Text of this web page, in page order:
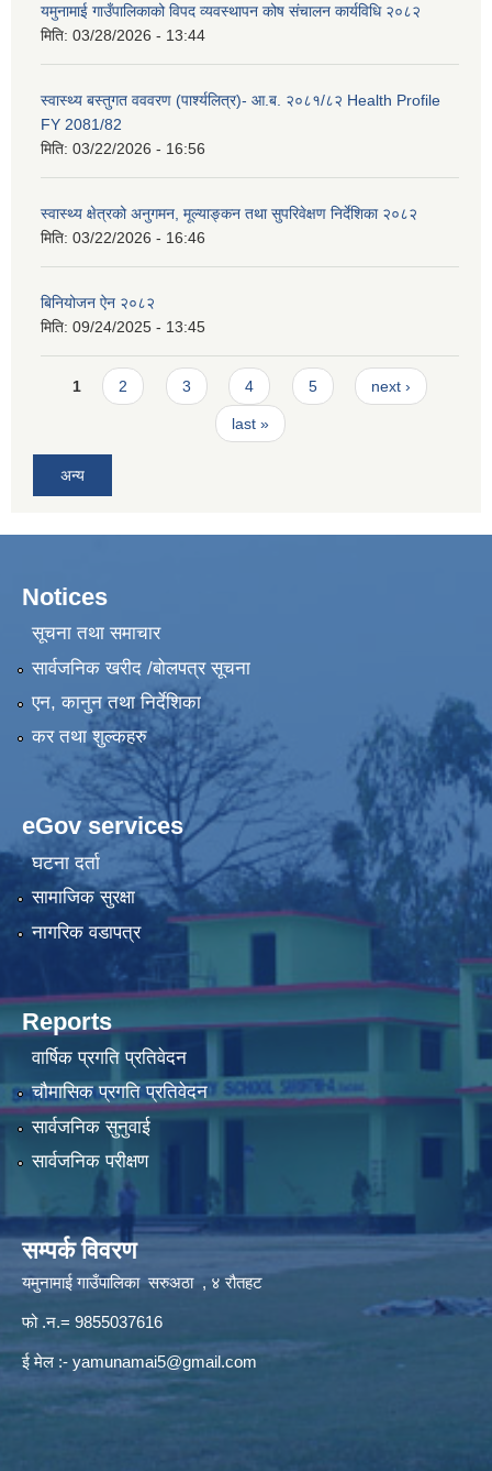
यमुनामाई गाउँपालिकाको विपद व्यवस्थापन कोष संचालन कार्यविधि २०८२
मिति: 03/28/2026 - 13:44
स्वास्थ्य बस्तुगत वववरण (पार्श्यलित्र)- आ.ब. २०८१/८२ Health Profile
FY 2081/82
मिति: 03/22/2026 - 16:56
स्वास्थ्य क्षेत्रको अनुगमन, मूल्याङ्कन तथा सुपरिवेक्षण निर्देशिका २०८२
मिति: 03/22/2026 - 16:46
बिनियोजन ऐन २०८२
मिति: 09/24/2025 - 13:45
Pages
1 2 3 4 5 next ›
last »
अन्य
Notices
सूचना तथा समाचार
सार्वजनिक खरीद /बोलपत्र सूचना
एन, कानुन तथा निर्देशिका
कर तथा शुल्कहरु
eGov services
घटना दर्ता
सामाजिक सुरक्षा
नागरिक वडापत्र
Reports
वार्षिक प्रगति प्रतिवेदन
चौमासिक प्रगति प्रतिवेदन
सार्वजनिक सुनुवाई
सार्वजनिक परीक्षण
सम्पर्क विवरण
यमुनामाई गाउँपालिका सरुअठा , ४ रौतहट
फो .न.= 9855037616
ई मेल :- yamunamai5@gmail.com